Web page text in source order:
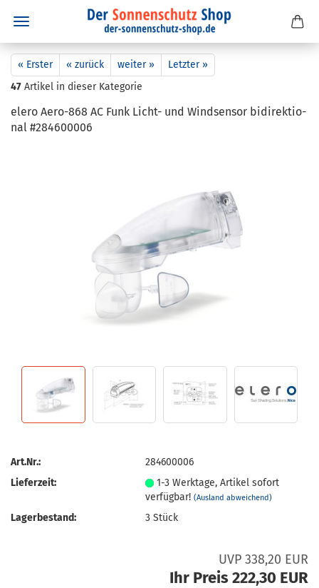
« Erster « zurück weiter »
Letzter »
47 Artikel in dieser Kategorie
elero Aero-​868 AC Funk Licht-​ und Wind­sen­sor bi­di­rek­tio­
nal #284600006
Art.Nr.:
284600006
Lieferzeit:
1-3 Werktage, Artikel sofort
verfügbar!(Ausland abweichend)
Lagerbestand: 3Stück
UVP 338,20 EUR
Ihr Preis 222,30 EUR